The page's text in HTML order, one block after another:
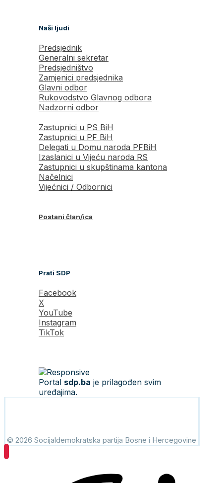
Naši ljudi
Predsjednik
Generalni sekretar
Predsjedništvo
Zamjenici predsjednika
Glavni odbor
Rukovodstvo Glavnog odbora
Nadzorni odbor
Zastupnici u PS BiH
Zastupnici u PF BiH
Delegati u Domu naroda PFBiH
Izaslanici u Vijeću naroda RS
Zastupnici u skupštinama kantona
Načelnici
Vijećnici / Odbornici
Postani član/ica
Prati SDP
Facebook
X
YouTube
Instagram
TikTok
Portal sdp.ba je prilagođen svim
uređajima.
© 2026 Socijaldemokratska partija Bosne i Hercegovine